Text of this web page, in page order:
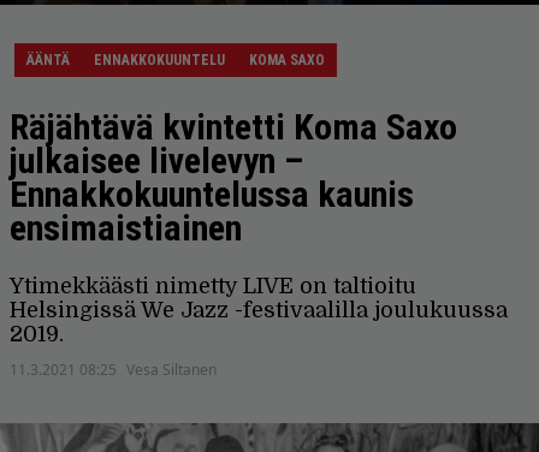
ÄÄNTÄ ENNAKKOKUUNTELU KOMA SAXO
Räjähtävä kvintetti Koma Saxo
julkaisee livelevyn –
Ennakkokuuntelussa kaunis
ensimaistiainen
Ytimekkäästi nimetty LIVE on taltioitu
Helsingissä We Jazz -festivaalilla joulukuussa
2019.
11.3.2021 08:25 Vesa Siltanen